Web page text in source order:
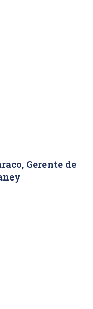
Gerente de